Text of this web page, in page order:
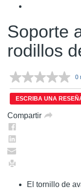
Soporte
rodillos
0
ESCRIBA UNA
Compartir
El tornillo de